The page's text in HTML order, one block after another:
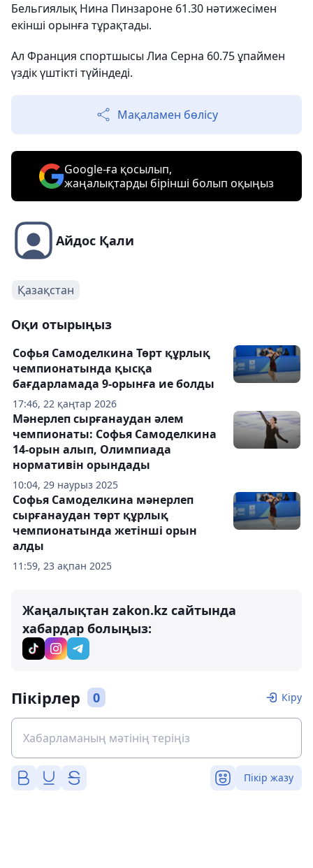
Бельгиялық Нина Пинзароне 61.30 нәтижесімен
екінші орынға тұрақтады.
Ал Франция спортшысы Лиа Серна 60.75 ұпаймен
үздік үштікті түйіндеді.
Мақаламен бөлісу
Google-ға қосылып,
жаңалықтарды бірінші болып оқыңыз
Айдос Қали
Қазақстан
Оқи отырыңыз
17:46, 22 қаңтар 2026
Софья Самоделкина Төрт құрлық
чемпионатында қысқа
бағдарламада 9-орынға ие болды
10:04, 29 наурыз 2025
Мәнерлеп сырғанаудан әлем
чемпионаты: Софья Самоделкина
14-орын алып, Олимпиада
нормативін орындады
11:59, 23 ақпан 2025
Софья Самоделкина мәнерлеп
сырғанаудан төрт құрлық
чемпионатында жетінші орын
алды
Жаңалықтан zakon.kz сайтында
хабардар болыңыз:
Пікірлер 0 Кіру
Пікір жазу